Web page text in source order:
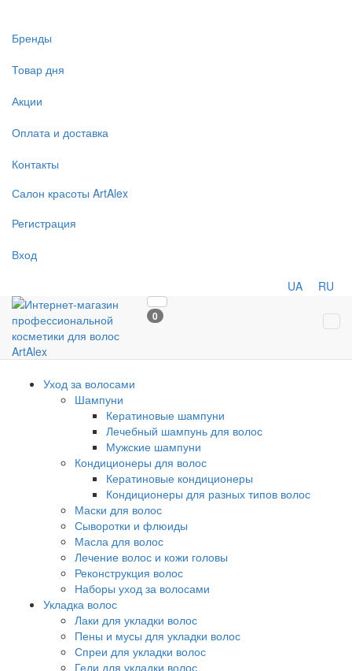
Бренды
Товар дня
Акции
Оплата и доставка
Контакты
Салон красоты ArtAlex
Регистрация
Вход
UA RU
0
Уход за волосами
Шампуни
Кератиновые шампуни
Лечебный шампунь для волос
Мужские шампуни
Кондиционеры для волос
Кератиновые кондиционеры
Кондиционеры для разных типов волос
Маски для волос
Сыворотки и флюиды
Масла для волос
Лечение волос и кожи головы
Реконструкция волос
Наборы уход за волосами
Укладка волос
Лаки для укладки волос
Пены и мусы для укладки волос
Спреи для укладки волос
Гели для укладки волос